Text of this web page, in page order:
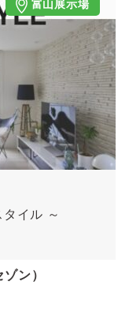
富山展示場
イル ～
ン）